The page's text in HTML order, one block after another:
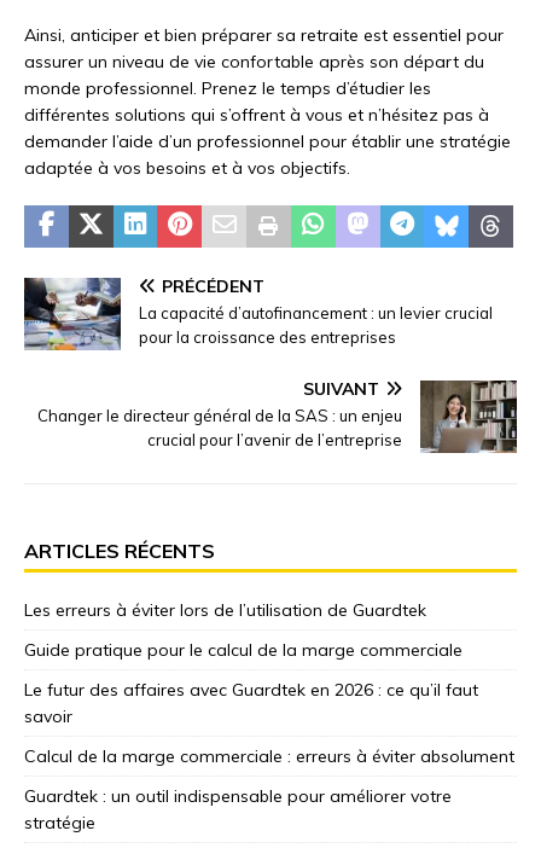
Ainsi, anticiper et bien préparer sa retraite est essentiel pour
assurer un niveau de vie confortable après son départ du
monde professionnel. Prenez le temps d’étudier les
différentes solutions qui s’offrent à vous et n’hésitez pas à
demander l’aide d’un professionnel pour établir une stratégie
adaptée à vos besoins et à vos objectifs.
PRÉCÉDENT
La capacité d’autofinancement : un levier crucial
pour la croissance des entreprises
SUIVANT
Changer le directeur général de la SAS : un enjeu
crucial pour l’avenir de l’entreprise
ARTICLES RÉCENTS
Les erreurs à éviter lors de l’utilisation de Guardtek
Guide pratique pour le calcul de la marge commerciale
Le futur des affaires avec Guardtek en 2026 : ce qu’il faut
savoir
Calcul de la marge commerciale : erreurs à éviter absolument
Guardtek : un outil indispensable pour améliorer votre
stratégie